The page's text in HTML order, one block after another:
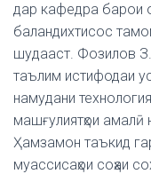
дар кафедра барои
баландихтисос
шудааст. Фозилов
таълим истифодаи
намудани
машғулиятҳои
Ҳамзамон таъкид
муассисаҳои соҳаи